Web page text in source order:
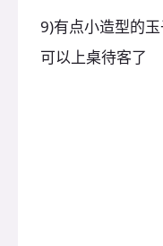
9)有点小造型的
可以上桌待客了